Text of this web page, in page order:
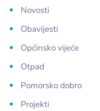
Novosti
Obavijesti
Općinsko vijeće
Otpad
Pomorsko dobro
Projekti